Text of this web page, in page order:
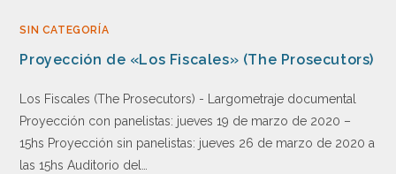
SIN CATEGORÍA
Proyección de «Los Fiscales» (The Prosecutors)
Los Fiscales (The Prosecutors) - Largometraje documental
Proyección con panelistas: jueves 19 de marzo de 2020 –
15hs Proyección sin panelistas: jueves 26 de marzo de 2020 a
las 15hs Auditorio del…